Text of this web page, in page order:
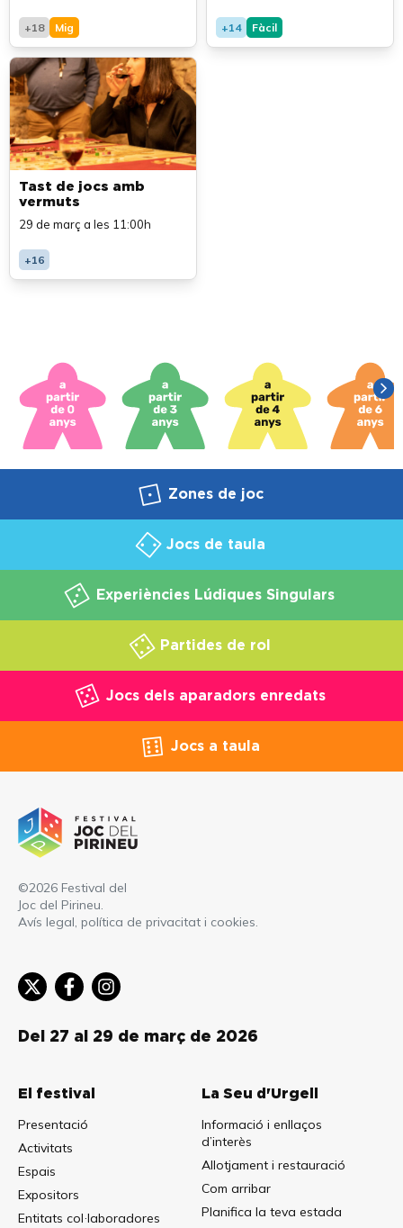
+18 Mig +14 Fàcil
Tast de jocs amb
vermuts
29 de març a les 11:00h
+16
Zones de joc
Jocs de taula
Experiències Lúdiques Singulars
Partides de rol
Jocs dels aparadors enredats
Jocs a taula
©2026 Festival del
Joc del Pirineu.
Avís legal, política de privacitat i cookies.
Del 27 al 29 de març de 2026
El festival
Presentació
Activitats
Espais
Expositors
Entitats col·laboradores
La Seu d'Urgell
Informació i enllaços
d’interès
Allotjament i restauració
Com arribar
Planifica la teva estada